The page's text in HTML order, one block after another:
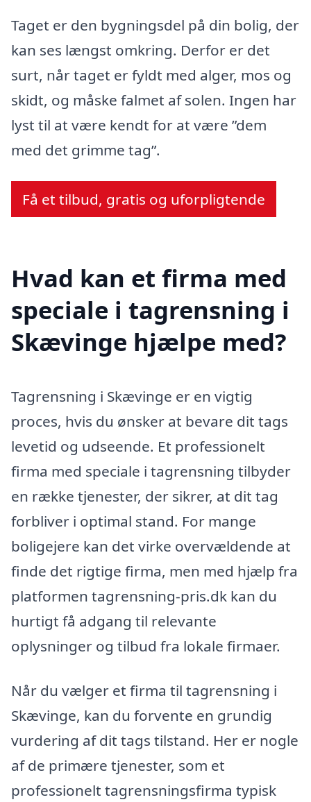
Taget er den bygningsdel på din bolig, der
kan ses længst omkring. Derfor er det
surt, når taget er fyldt med alger, mos og
skidt, og måske falmet af solen. Ingen har
lyst til at være kendt for at være ”dem
med det grimme tag”.
Få et tilbud, gratis og uforpligtende
Hvad kan et firma med
speciale i tagrensning i
Skævinge hjælpe med?
Tagrensning i Skævinge er en vigtig
proces, hvis du ønsker at bevare dit tags
levetid og udseende. Et professionelt
firma med speciale i tagrensning tilbyder
en række tjenester, der sikrer, at dit tag
forbliver i optimal stand. For mange
boligejere kan det virke overvældende at
finde det rigtige firma, men med hjælp fra
platformen tagrensning-pris.dk kan du
hurtigt få adgang til relevante
oplysninger og tilbud fra lokale firmaer.
Når du vælger et firma til tagrensning i
Skævinge, kan du forvente en grundig
vurdering af dit tags tilstand. Her er nogle
af de primære tjenester, som et
professionelt tagrensningsfirma typisk